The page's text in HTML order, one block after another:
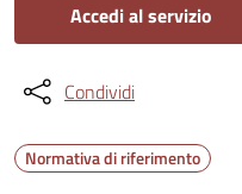
Accedi al servizio
Condividi
Normativa di riferimento